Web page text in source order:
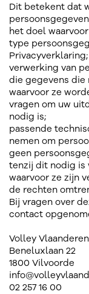
Dit betekent dat
het doel
type
Privacyverklaring;
verwerking van
die gegevens die
waarvoor ze
vragen om uw
nodig is;
passende
nemen om
geen
tenzij dit nodig is
waarvoor ze zijn
de rechten
Bij vragen over
contact
Volley Vlaanderen
Beneluxlaan 22
1800 Vilvoorde
02 257 16 00